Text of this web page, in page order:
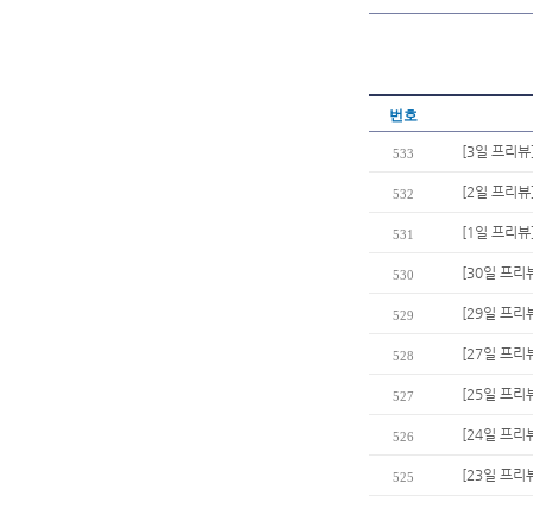
번호
533 [3일 프리
532 [2일 프리
531 [1일 프리
530 [30일 프리
529 [29일 프리
528 [27일 프리
527 [25일 프리
526 [24일 프리
525 [23일 프리